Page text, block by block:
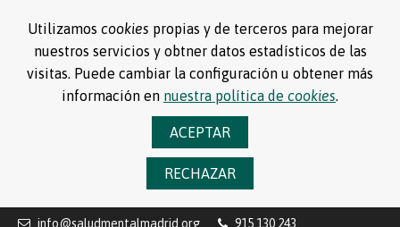
Utilizamos cookies propias y de terceros para mejorar
nuestros servicios y obtner datos estadísticos de las
visitas. Puede cambiar la configuración u obtener más
información en nuestra política de cookies.
ACEPTAR
RECHAZAR
info@saludmentalmadrid.org 915 130 243